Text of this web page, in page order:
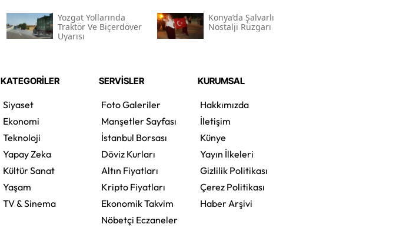
Yozgat Yollarında
Traktör Ve Biçerdöver
Uyarısı
Konya’da Şalvarlı
Nostalji Rüzgarı
KATEGORİLER
Siyaset
Ekonomi
Teknoloji
Yapay Zeka
Kültür Sanat
Yaşam
TV & Sinema
SERVİSLER
Foto Galeriler
Manşetler Sayfası
İstanbul Borsası
Döviz Kurları
Altın Fiyatları
Kripto Fiyatları
Ekonomik Takvim
Nöbetçi Eczaneler
KURUMSAL
Hakkımızda
İletişim
Künye
Yayın İlkeleri
Gizlilik Politikası
Çerez Politikası
Haber Arşivi